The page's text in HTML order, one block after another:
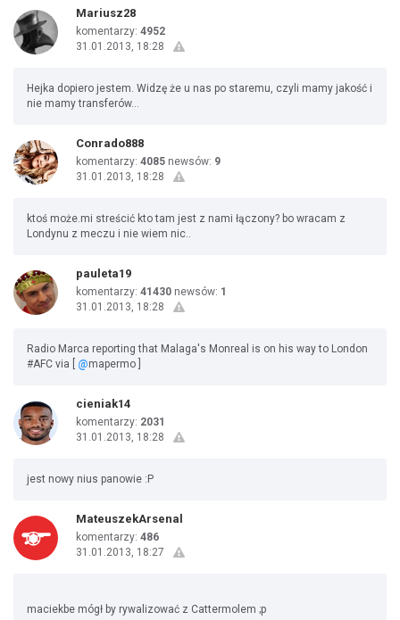
Mariusz28
komentarzy: 4952
31.01.2013, 18:28
Hejka dopiero jestem. Widzę że u nas po staremu, czyli mamy jakość i
nie mamy transferów...
Conrado888
komentarzy: 4085 newsów: 9
31.01.2013, 18:28
ktoś może.mi streścić kto tam jest z nami łączony? bo wracam z
Londynu z meczu i nie wiem nic..
pauleta19
komentarzy: 41430 newsów: 1
31.01.2013, 18:28
Radio Marca reporting that Malaga's Monreal is on his way to London
#AFC via [ @mapermo ]
cieniak14
komentarzy: 2031
31.01.2013, 18:28
jest nowy nius panowie :P
MateuszekArsenal
komentarzy: 486
31.01.2013, 18:27
maciekbe mógł by rywalizować z Cattermolem ;p